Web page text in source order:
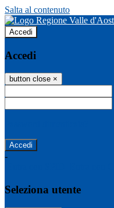
Salta al contenuto
Accedi
Accedi
button close ×
-
Seleziona utente